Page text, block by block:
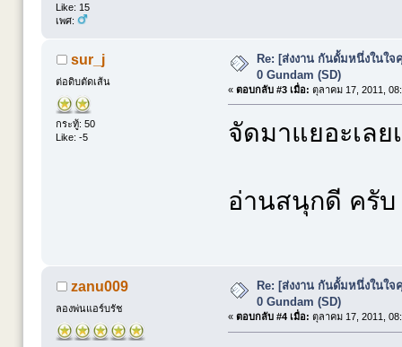
Like: 15
เพศ:
sur_j
ต่อดิบตัดเส้น
กระทู้: 50
Like: -5
Re: [ส่งงาน กันดั้มหนึ่งในใ
0 Gundam (SD)
« ตอบกลับ #3 เมื่อ: ตุลาคม 17, 2011,
จัดมาแยอะเลย
อ่านสนุกดี ค
zanu009
ลองพ่นแอร์บรัช
Re: [ส่งงาน กันดั้มหนึ่งในใ
0 Gundam (SD)
« ตอบกลับ #4 เมื่อ: ตุลาคม 17, 2011,